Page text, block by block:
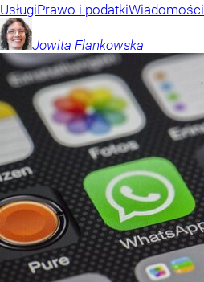
UsługiPrawo i podatkiWiadomości
Jowita Flankowska